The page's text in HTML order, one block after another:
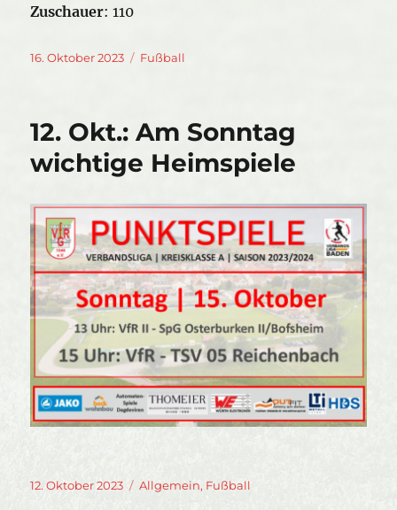
Zuschauer: 110
Veröffentlicht
16. Oktober 2023 Kategorien
Fußball
12. Okt.: Am Sonntag
wichtige Heimspiele
Veröffentlicht
12. Oktober 2023 Kategorien
Allgemein, Fußball